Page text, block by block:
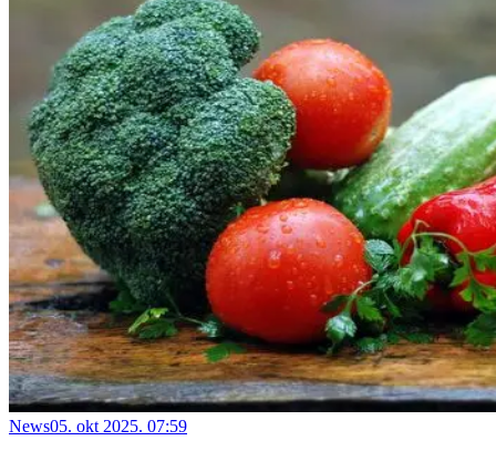
News05. okt 2025. 07:59